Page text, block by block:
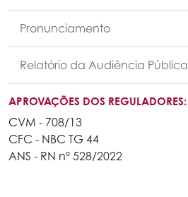
Pronunciamento
Relatório da Audiência Pública
APROVAÇÕES DOS REGULADORES:
CVM - 708/13
CFC - NBC TG 44
ANS - RN nº 528/2022